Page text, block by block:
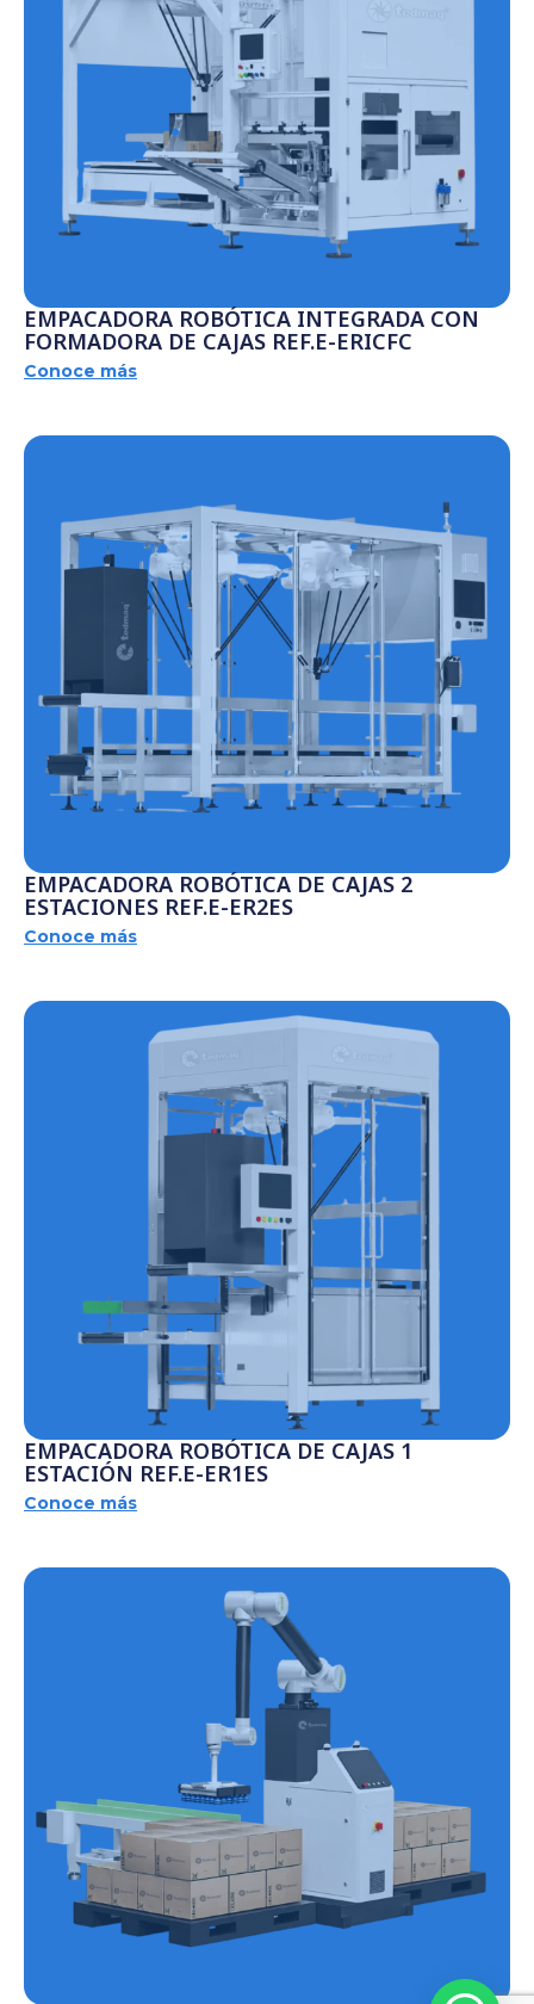
EMPACADORA ROBÓTICA INTEGRADA CON
FORMADORA DE CAJAS REF.E-ERICFC
Conoce más
EMPACADORA ROBÓTICA DE CAJAS 2
ESTACIONES REF.E-ER2ES
Conoce más
EMPACADORA ROBÓTICA DE CAJAS 1
ESTACIÓN REF.E-ER1ES
Conoce más